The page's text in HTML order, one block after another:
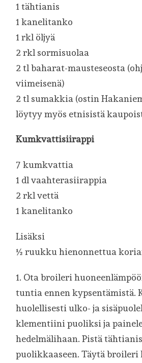
1 tähtianis
1 kanelitanko
1 rkl öljyä
2 rkl sormisuolaa
2 tl baharat-mausteseosta
viimeisenä)
2 tl sumakkia (ostin
löytyy myös etnisistä
Kumkvattisiirappi
7 kumkvattia
1 dl vaahterasiirappia
2 rkl vettä
1 kanelitanko
Lisäksi
½ ruukku hienonnettua
1. Ota broileri
tuntia ennen kypsentämistä.
huolellisesti ulko- ja
klementiini puoliksi ja
hedelmälihaan. Pistä
puolikkaaseen. Täytä